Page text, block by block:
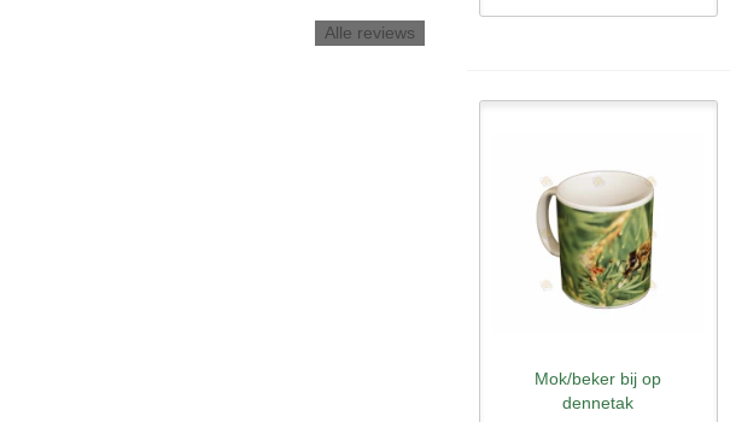
Alle reviews
Snel bekijken
Mok/beker bij op
dennetak